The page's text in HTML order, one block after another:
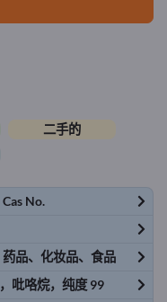
二手的
No.
品、化妆品、食品
吡咯烷，纯度 99